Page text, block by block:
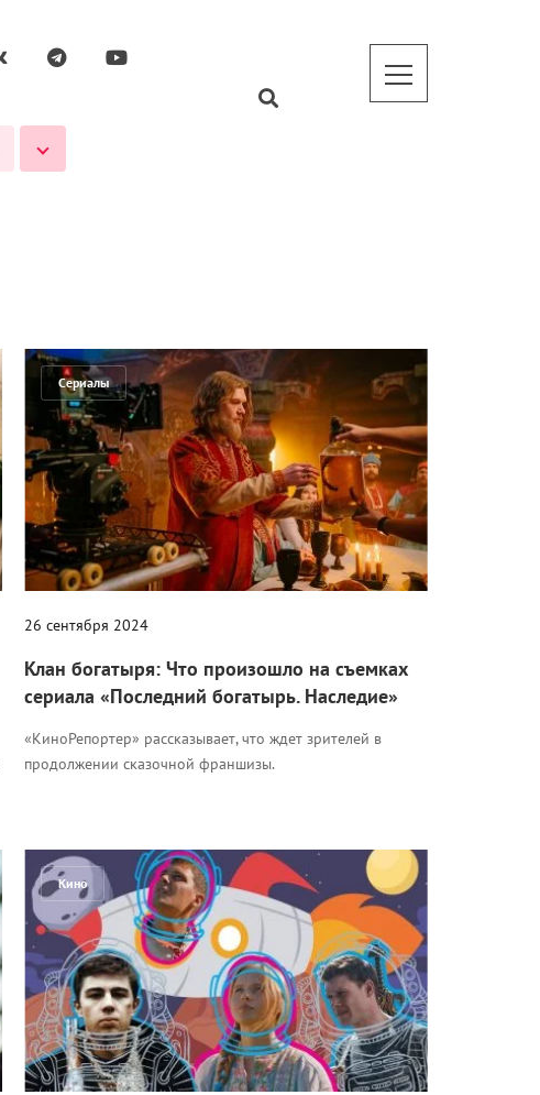
Сериалы
26 сентября 2024
Клан богатыря: Что произошло на съемках
сериала «Последний богатырь. Наследие»
«КиноРепортер» рассказывает, что ждет зрителей в
продолжении сказочной франшизы.
Кино